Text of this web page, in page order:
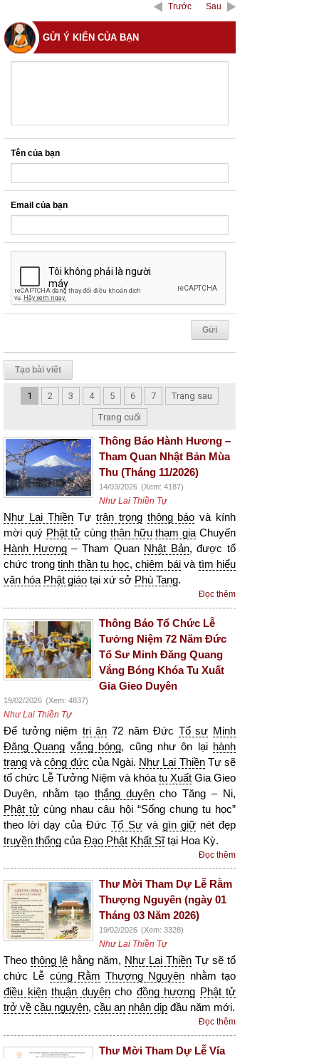
Trước Sau
GỬI Ý KIẾN CỦA BẠN
Tên của bạn
Email của bạn
Tạo bài viết
1 2 3 4 5 6 7
Trang sau
Trang cuối
Thông Báo Hành Hương –
Tham Quan Nhật Bản Mùa
Thu (Tháng 11/2026)
14/03/2026 (Xem: 4187)
Như Lai Thiền Tự
Như Lai ThiềnTựtrân trọng thông báo và kính
mời quý Phật tử cùng thân hữu tham gia Chuyến
Hành Hương– Tham Quan Nhật Bản, được tổ
chức trong tinh thần tu học, chiêm báivà tìm hiểu
văn hóa Phật giáo tại xứ sở Phù Tang.
Đọc thêm
Thông Báo Tổ Chức Lễ
Tưởng Niệm 72 Năm Đức
Tổ Sư Minh Đăng Quang
Vắng Bóng Khóa Tu Xuất
Gia Gieo Duyên
19/02/2026 (Xem: 4837)
Như Lai Thiền Tự
Để tưởng niệm tri ân 72 năm Đức Tổ sư Minh
Đăng Quang vắng bóng, cũng như ôn lại hành
trạng vàcông đức của Ngài. Như Lai ThiềnTự sẽ
tổ chức Lễ Tưởng Niệm và khóa tu Xuất Gia Gieo
Duyên, nhằm tạo thắng duyêncho Tăng – Ni,
Phật tử cùng nhau câu hội “Sống chung tu học”
theo lời dạy của ĐứcTổ Sưvà gìn giữnét đẹp
truyền thống của Đạo Phật Khất Sĩtại Hoa Kỳ.
Đọc thêm
Thư Mời Tham Dự Lễ Rằm
Thượng Nguyên (ngày 01
Tháng 03 Năm 2026)
19/02/2026 (Xem: 3328)
Như Lai Thiền Tự
Theo thông lệ hằng năm, Như Lai Thiền Tự sẽ tổ
chức Lễ cúng Rằm Thượng Nguyên nhằm tạo
điều kiện thuận duyêncho đồng hương Phật tử
trở về cầu nguyện, cầu an nhân dịp đầu năm mới.
Đọc thêm
Thư Mời Tham Dự Lễ Vía